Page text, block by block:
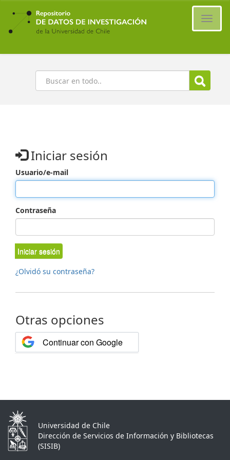
Ir
contenido
principal
Buscar
Iniciar sesión
Usuario/e-mail
Contraseña
Iniciar sesión
¿Olvidó su contraseña?
Otras opciones
Continuar con Google
Universidad de Chile
Dirección de Servicios de Información y Bibliotecas
(SISIB)